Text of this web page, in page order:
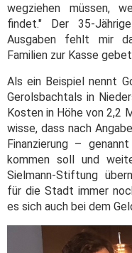
wegziehen müssen,
findet." Der 35-
Ausgaben fehlt mir
Familien zur Kasse
Als ein Beispiel nennt
Gerolsbachtals in
Kosten in Höhe von 2,2
wisse, dass nach
Finanzierung –
kommen soll und
Sielmann-Stiftung
für die Stadt immer
es sich auch bei dem